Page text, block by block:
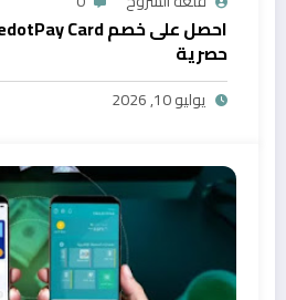
حصرية
يوليو 10, 2026